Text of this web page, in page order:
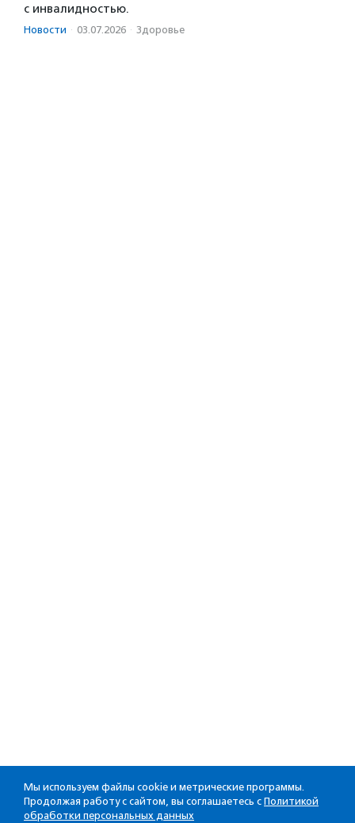
с инвалидностью.
Новости · 03.07.2026 · Здоровье
Мы используем файлы cookie и метрические программы.
Продолжая работу с сайтом, вы соглашаетесь с Политикой
обработки персональных данных